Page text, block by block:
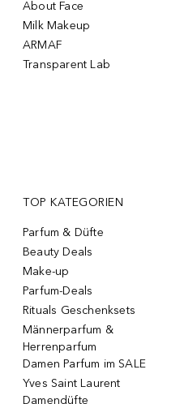
About Face
Milk Makeup
ARMAF
Transparent Lab
TOP KATEGORIEN
Parfum & Düfte
Beauty Deals
Make-up
Parfum-Deals
Rituals Geschenksets
Männerparfum &
Herrenparfum
Damen Parfum im SALE
Yves Saint Laurent
Damendüfte